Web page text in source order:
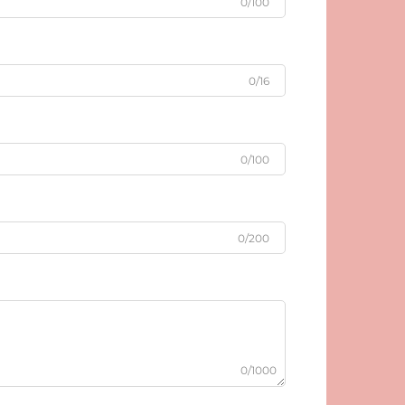
0/16
0/100
0/200
0/1000